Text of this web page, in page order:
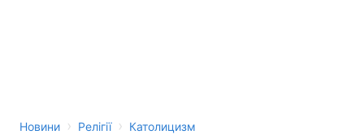
Новини › Релігії › Католицизм